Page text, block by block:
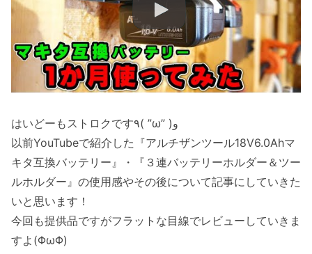
はいどーもストロクです٩( ”ω” )و
以前YouTubeで紹介した『アルチザンツール18V6.0Ahマ
キタ互換バッテリー』・『３連バッテリーホルダー＆ツー
ルホルダー』の使用感やその後について記事にしていきた
いと思います！
今回も提供品ですがフラットな目線でレビューしていきま
すよ(ΦωΦ)